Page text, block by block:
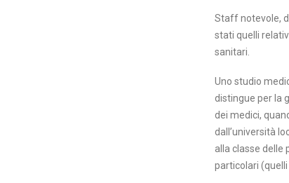
Staff notevole,
stati quelli
sanitari.
Uno studio
distingue per la
dei medici,
dall’università
alla classe
particolari (quelli